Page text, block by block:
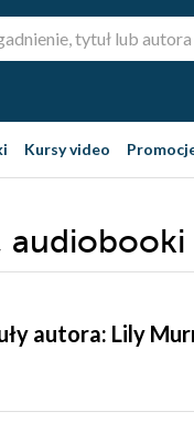
Kursy video
audiobooki
autora: Lily